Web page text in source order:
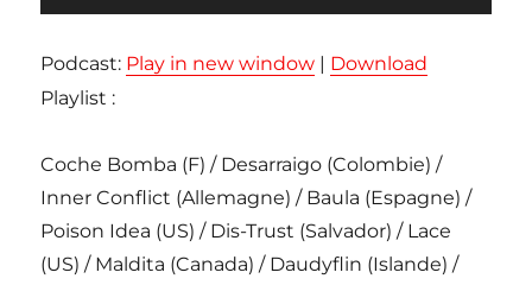
audio
Podcast: Play in new window | Download
Playlist :
Coche Bomba (F) / Desarraigo (Colombie) /
Inner Conflict (Allemagne) / Baula (Espagne) /
Poison Idea (US) / Dis-Trust (Salvador) / Lace
(US) / Maldita (Canada) / Daudyflin (Islande) /